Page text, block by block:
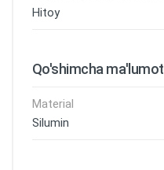
Hitoy
Qo'shimcha ma'lumot
Material
Silumin